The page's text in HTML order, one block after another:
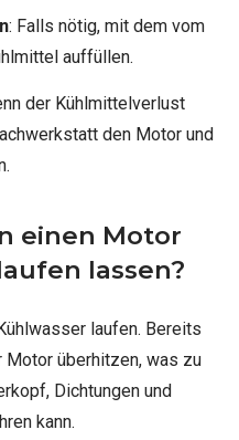
: Falls nötig, mit dem vom
auffüllen.
der Kühlmittelverlust
den Motor und
einen Motor
lassen?
laufen. Bereits
Motor überhitzen, was zu
Dichtungen und
kann.